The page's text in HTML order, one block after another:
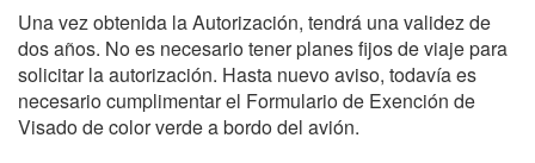
Una vez obtenida la Autorización, tendrá una validez de
dos años. No es necesario tener planes fijos de viaje para
solicitar la autorización. Hasta nuevo aviso, todavía es
necesario cumplimentar el Formulario de Exención de
Visado de color verde a bordo del avión.